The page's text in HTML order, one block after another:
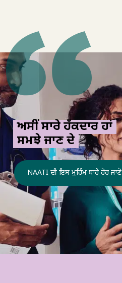
ਅਸੀਂ ਸਾਰੇ ਹੱਕਦਾਰ ਹਾਂ
ਸਮਝੇ ਜਾਣ ਦੇ
NAATI ਦੀ ਇਸ ਮੁਹਿੰਮ ਬਾਰੇ ਹੋਰ ਜਾਣੋ